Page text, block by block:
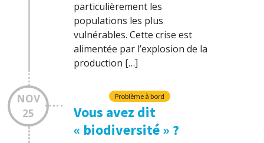
particulièrement les
populations les plus
vulnérables. Cette crise est
alimentée par l’explosion de la
production […]
NOV
25
Problème à bord
Vous avez dit
« biodiversité » ?